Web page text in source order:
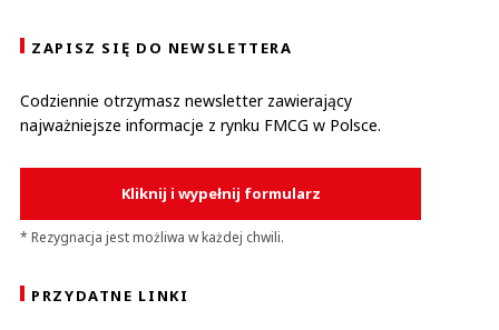
ZAPISZ SIĘ DO NEWSLETTERA
Codziennie otrzymasz newsletter zawierający
najważniejsze informacje z rynku FMCG w Polsce.
Kliknij i wypełnij formularz
* Rezygnacja jest możliwa w każdej chwili.
PRZYDATNE LINKI